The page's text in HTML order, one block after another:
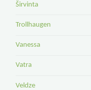
Širvinta
Trollhaugen
Vanessa
Vatra
Veldze